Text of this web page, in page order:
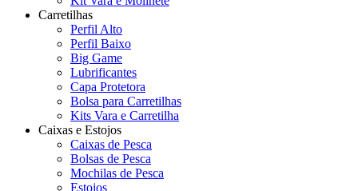
Carretilhas
Perfil Alto
Perfil Baixo
Big Game
Lubrificantes
Capa Protetora
Bolsa para Carretilhas
Kits Vara e Carretilha
Caixas e Estojos
Caixas de Pesca
Bolsas de Pesca
Mochilas de Pesca
Estojos